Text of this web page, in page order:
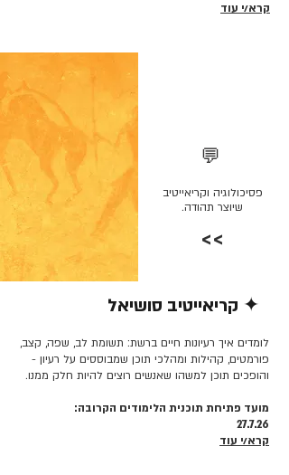
קרא/י עוד
💬
פסיכולוגיה וקריאייטיב
שיוצר תהודה.
>>
✦ קריאייטיב סושיאל
לומדים איך רעיונות חיים ברשת: תשומת לב, שפה, קצב,
פורמטים, קהילות ומהלכי תוכן שמבוססים על רעיון -
והופכים תוכן למשהו שאנשים רוצים להיות חלק ממנו.
מועד פתיחת תוכנית הלימודים הקרובה:
27.7.26
קרא/י עוד